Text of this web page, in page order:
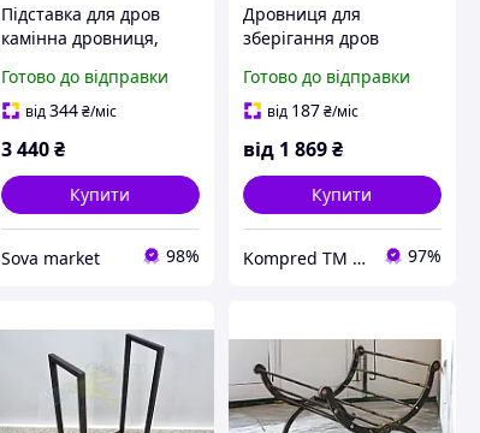
Підставка для дров
камінна дровниця,
дуги для зберігання
дров біля каміна або
Готово до відправки
від344 ₴/міс
3 440 ₴
Купити
Sova market 98%
Дровниця для
зберігання дров
Готово до відправки
від 187₴/міс
від 1 869₴
Купити
Kompred TM Виробниче підприємство 97%